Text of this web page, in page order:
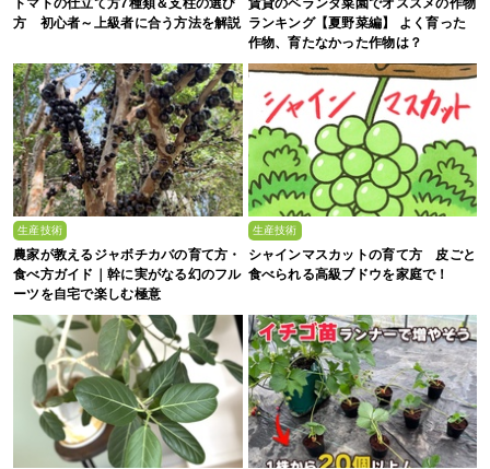
トマトの仕立て方7種類＆支柱の選び
方 初心者～上級者に合う方法を解説
賃貸のベランダ菜園でオススメの作物
ランキング【夏野菜編】 よく育った
作物、育たなかった作物は？
生産技術
農家が教えるジャボチカバの育て方・
食べ方ガイド｜幹に実がなる幻のフル
ーツを自宅で楽しむ極意
生産技術
シャインマスカットの育て方 皮ごと
食べられる高級ブドウを家庭で！